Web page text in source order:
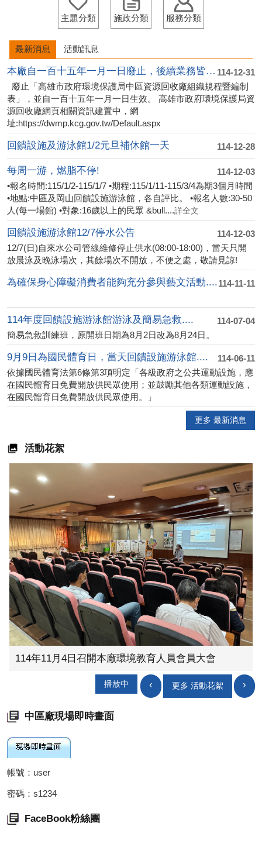
主題分類 施政分類 服務分類
最新消息 活動訊息
114-12-31
本廠自一百十五年一月一日廢止，後續業務皆....
廢止「高雄市政府環境保護局中區資源回收廠組織規程暨編制
表」，並自一百十五年一月一日生效。 高雄市政府環境保護局資
源回收廠網頁相關資訊建置中，網
址:https://dwmp.kcg.gov.tw/Default.aspx
114-12-28
回饋設施及游泳館1/2元旦補休館一天
114-12-03
每周一游，燃脂不停!
•報名時間:115/1/2-115/1/7 •期程:115/1/11-115/3/4為期3個月時間
•地點:中區及岡山回饋設施游泳館，各自評比。 •報名人數:30-50
人(每一場館) •對象:16歲以上的民眾 &bull....詳全文
114-12-03
回饋設施游泳館12/7停水公告
12/7(日)自來水公司管線維修停止供水(08:00-18:00)，當天只開
放晨泳及晚泳場次，其餘場次不開放，不便之處，敬請見諒!
114-11-11
為確保身心障礙消費者能夠充分參與藝文活動....
114-07-04
114年度回饋設施游泳館游泳及簡易急救....
簡易急救訓練班，原開班日期為8月2日改為8月24日。
114-06-11
9月9日為國民體育日，當天回饋設施游泳館....
依據國民體育法第6條第3項明定「各級政府之公共運動設施，應
在國民體育日免費開放供民眾使用；並鼓勵其他各類運動設施，
在國民體育日免費開放供民眾使用。」
更多 最新消息
活動花絮
114年11月4日召開本廠環境教育人員會員大會
播放中 ‹ 更多 活動花絮 ›
中區廠現場即時畫面
帳號：user
密碼：s1234
FaceBook粉絲團